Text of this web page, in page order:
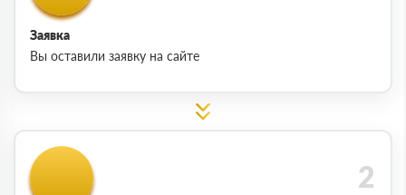
Заявка
Вы оставили заявку на сайте